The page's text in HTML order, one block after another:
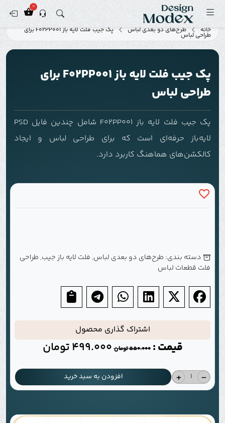
0
خانه طرح‌های دو بعدی لباس پک جیب فلت لایه باز F02PP001 برای
طراحی لباس
پک جیب فلت لایه باز F02PP001 برای
طراحی لباس
پک جیب فلت لایه باز F02PP001 شامل چندین فایل PSD
لایه‌باز حرفه‌ای است که برای طراحی لباس و ایجاد
کالکشن‌های هماهنگ کاربرد دارد.
دسته بندی: طرح‌های دو بعدی لباس, فلت لایه باز جیب, طراحی
فلت قطعات لباس
اشتراک گذاری محصول
قیمت :550.000تومان 499.000تومان
-
+ افزودن به سبد خرید